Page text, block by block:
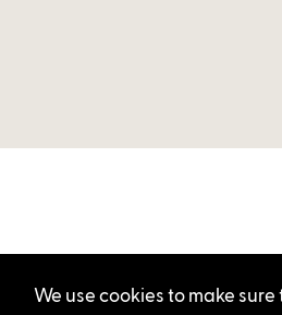
We use cookies to make